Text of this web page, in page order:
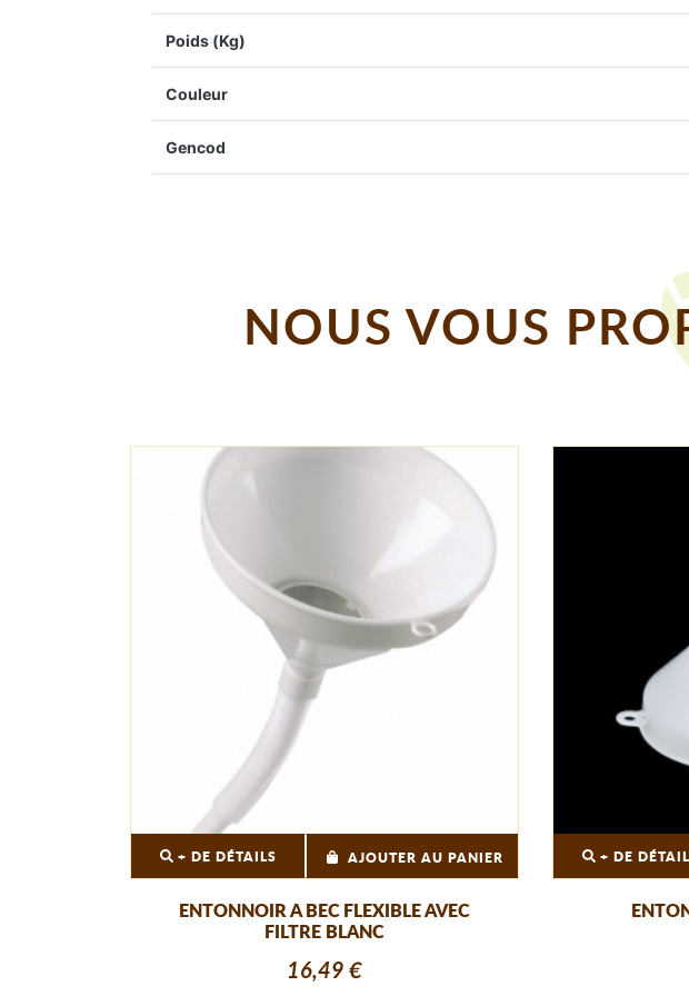
Poids (Kg)
Couleur
Gencod
NOUS VOUS
+ DE DÉTAILS AJOUTER AU PANIER
ENTONNOIR A BEC FLEXIBLE AVEC
FILTRE BLANC
16,49 €
+ DE